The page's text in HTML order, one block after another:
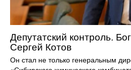
Депутатский контроль.
Сергей Котов
Он стал не только генеральным